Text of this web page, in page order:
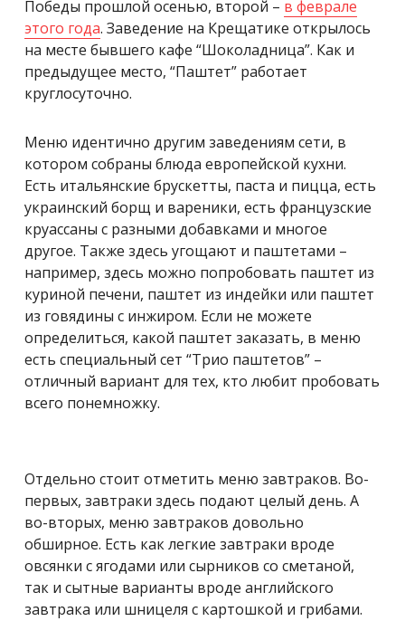
Победы прошлой осенью, второй – в феврале
этого года. Заведение на Крещатике открылось
на месте бывшего кафе “Шоколадница”. Как и
предыдущее место, “Паштет” работает
круглосуточно.
Меню идентично другим заведениям сети, в
котором собраны блюда европейской кухни.
Есть итальянские брускетты, паста и пицца, есть
украинский борщ и вареники, есть французские
круассаны с разными добавками и многое
другое. Также здесь угощают и паштетами –
например, здесь можно попробовать паштет из
куриной печени, паштет из индейки или паштет
из говядины с инжиром. Если не можете
определиться, какой паштет заказать, в меню
есть специальный сет “Трио паштетов” –
отличный вариант для тех, кто любит пробовать
всего понемножку.
Отдельно стоит отметить меню завтраков. Во-
первых, завтраки здесь подают целый день. А
во-вторых, меню завтраков довольно
обширное. Есть как легкие завтраки вроде
овсянки с ягодами или сырников со сметаной,
так и сытные варианты вроде английского
завтрака или шницеля с картошкой и грибами.